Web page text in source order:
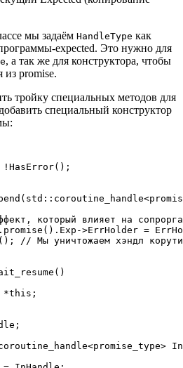
мы задаём HandleType как
expected. Это нужно для
, а так же для конструктора, чтобы
из promise.
тройку специальных методов для
специальный конструктор
который влияет на
// Мы уничтожаем хэндл